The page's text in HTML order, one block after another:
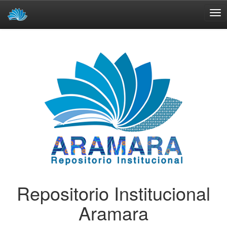
Repositorio Institucional
Aramara